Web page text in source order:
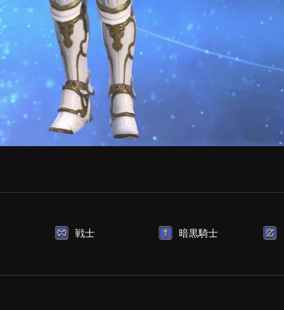
戦士 暗黒騎士